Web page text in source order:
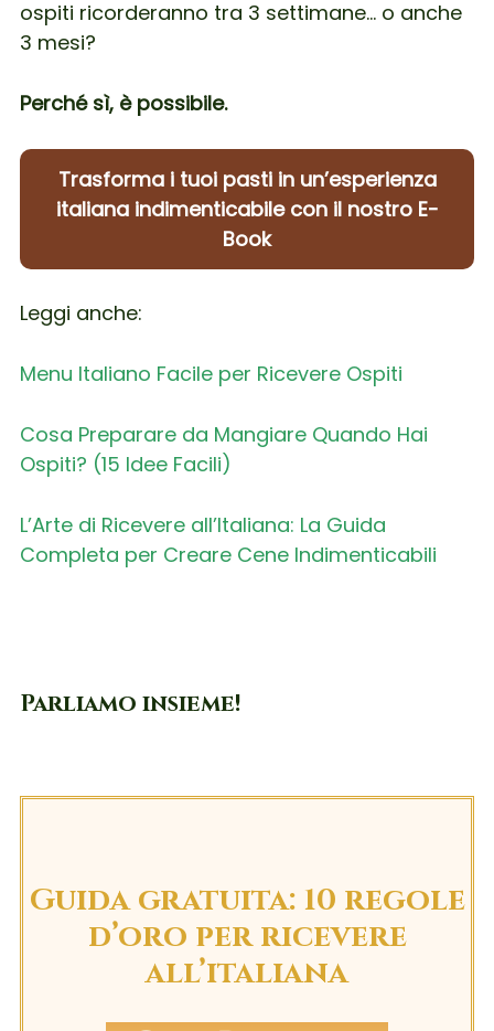
ospiti ricorderanno tra 3 settimane… o anche
3 mesi?
Perché sì, è possibile.
Trasforma i tuoi pasti in un’esperienza
italiana indimenticabile con il nostro E-
Book
Leggi anche:
Menu Italiano Facile per Ricevere Ospiti
Cosa Preparare da Mangiare Quando Hai
Ospiti? (15 Idee Facili)
L’Arte di Ricevere all’Italiana: La Guida
Completa per Creare Cene Indimenticabili
Parliamo insieme!
Guida gratuita: 10 regole
d’oro per ricevere
all’italiana